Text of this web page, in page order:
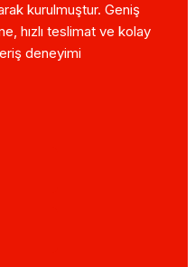
kurulmuştur. Geniş
hızlı teslimat ve kolay
deneyimi